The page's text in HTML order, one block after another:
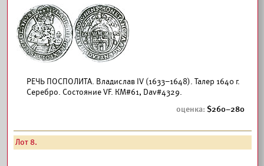
РЕЧЬ ПОСПОЛИТА. Владислав IV (1633–1648). Талер 1640 г.
Серебро. Состояние VF. КМ#61, Dav#4329.
260–280
Лот 8.